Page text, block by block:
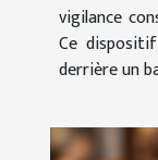
vigilance
Ce
derrière un